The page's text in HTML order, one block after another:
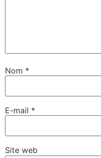
Nom *
E-mail *
Site web